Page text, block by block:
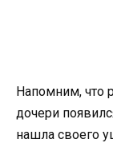
Напомним, что
дочери
нашла своего